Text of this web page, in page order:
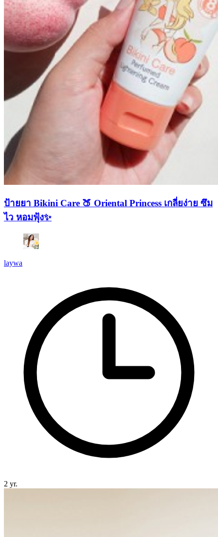
ป้ายยา Bikini Care 🍑 Oriental Princess เกลี่ยง่าย ซึม
ไว หอมฟุ้ง✨
laywa
2 yr.